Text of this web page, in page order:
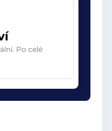
Po celé